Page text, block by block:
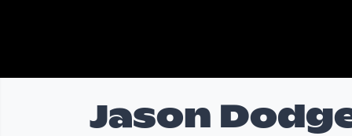
Jason